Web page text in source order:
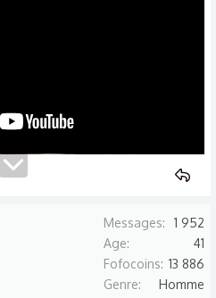
Messages
1 952
Age
41
Fofocoins 13 886
Genre
Homme